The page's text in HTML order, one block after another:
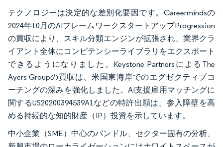
テクノロジーは決定的な差別化要因です。Careermindsの
2024年10月のAIフレームワークスタートアップProgression
の買収により、スキル分類エンジンが拡張され、業界クラ
イアント全体にコンピテンシーライブラリをエクスポート
できるようになりました。Keystone PartnersによるThe
Ayers Groupの買収は、米国東海岸でのエグゼクティブコ
ーチングの深みを強化しました。AI支援雇用マッチングに
関するUS20200394539A1などの特許出願は、参入障壁を高
める持続的な知的財産（IP）投資を示しています。
中小企業（SME）中心のバンドル、セクター固有の分析、